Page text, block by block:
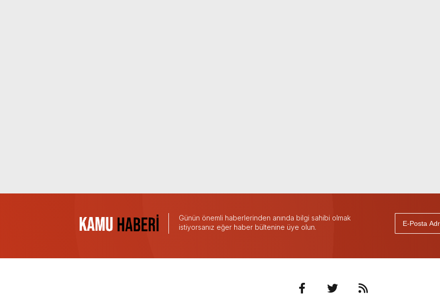
Günün önemli haberlerinden anında bilgi sahibi olmak
istiyorsanız eğer haber bültenine üye olun.